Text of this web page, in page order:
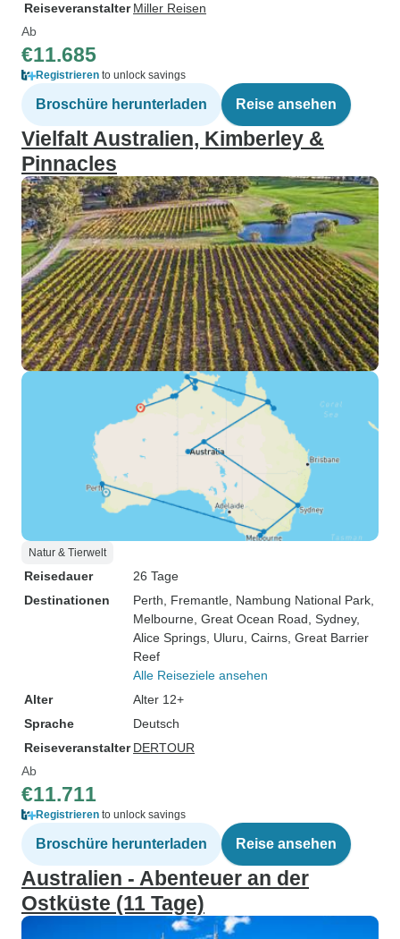
Reiseveranstalter Miller Reisen
Ab
€11.685
Registrieren to unlock savings
Broschüre herunterladen Reise ansehen
Vielfalt Australien, Kimberley &
Pinnacles
Natur & Tierwelt
Reisedauer
26 Tage
Destinationen
Perth , Fremantle , Nambung National Park
Melbourne , Great Ocean Road , Sydney,
Alice Springs , Uluru , Cairns , Great Barrier
Reef
Alle Reiseziele ansehen
Alter
Alter 12+
Sprache
Deutsch
Reiseveranstalter DERTOUR
Ab
€11.711
Registrieren to unlock savings
Broschüre herunterladen Reise ansehen
Australien - Abenteuer an der
Ostküste (11 Tage)